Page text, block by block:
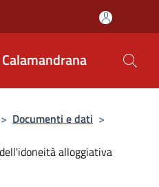
> Documenti e dati >
alloggiativa